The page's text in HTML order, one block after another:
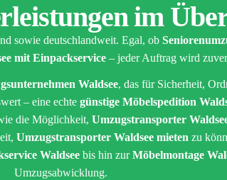
im
sowie deutschlandweit. Egal, ob
mit Einpackservice – jeder Auftrag wird
Waldsee, das für Sicherheit,
– eine echte günstige Möbelspedition
die Möglichkeit, Umzugstransporter
Umzugstransporter Waldsee mieten zu
Waldseebis hin zurMöbelmontage
Umzugsabwicklung.